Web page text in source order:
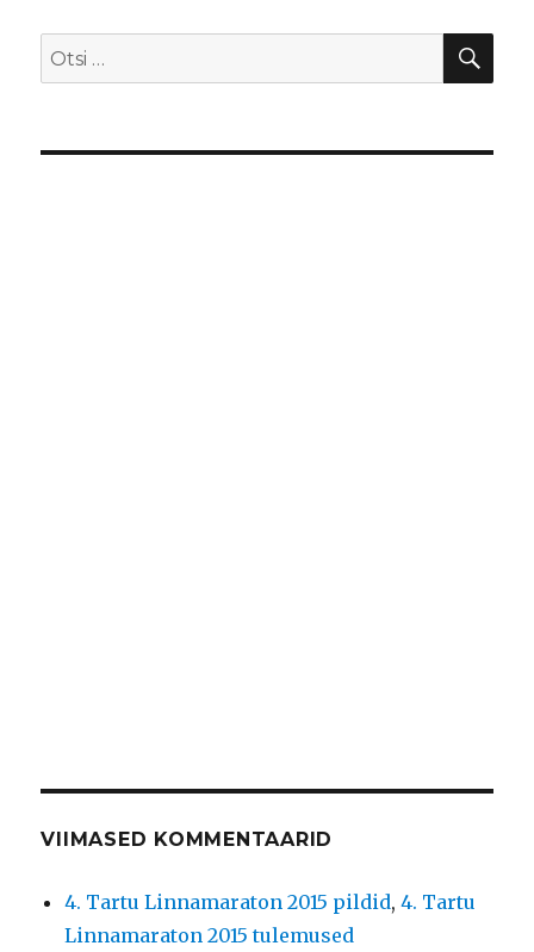
Otsi:
VIIMASED KOMMENTAARID
4. Tartu Linnamaraton 2015 pildid,4. Tartu
Linnamaraton 2015 tulemused